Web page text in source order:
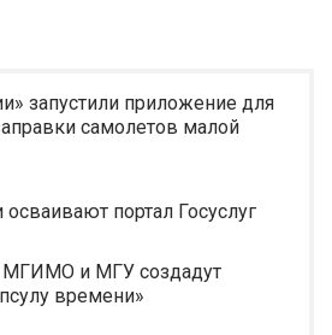
запустили приложение для
самолетов малой
портал Госуслуг
и МГУ создадут
времени»